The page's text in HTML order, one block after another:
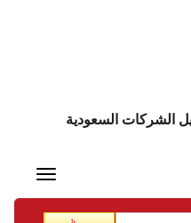
الشركات السعودية
Toggle